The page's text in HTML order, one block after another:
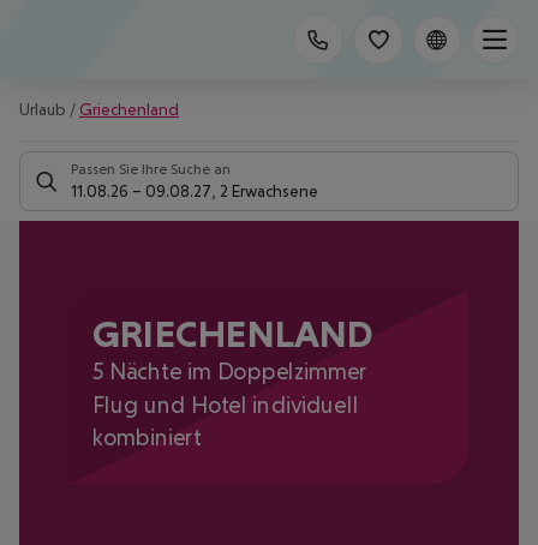
Urlaub / Griechenland
Passen Sie Ihre Suche an
11.08.26 – 09.08.27 2 Erwachsene
GRIECHENLAND
5 Nächte im Doppelzimmer
Flug und Hotel individuell
kombiniert